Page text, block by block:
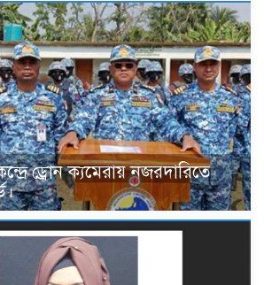
ড্রোন ক্যমেরায় নজরদারিতে